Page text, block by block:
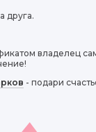
друга.
владелец
- подари